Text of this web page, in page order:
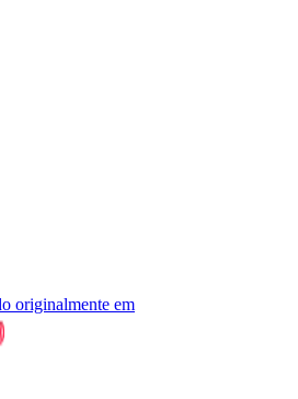
originalmente em